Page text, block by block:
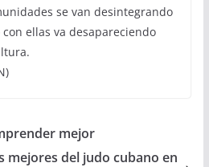
se van desintegrando
ellas va desapareciendo
mejor
mejores del judo cubano en